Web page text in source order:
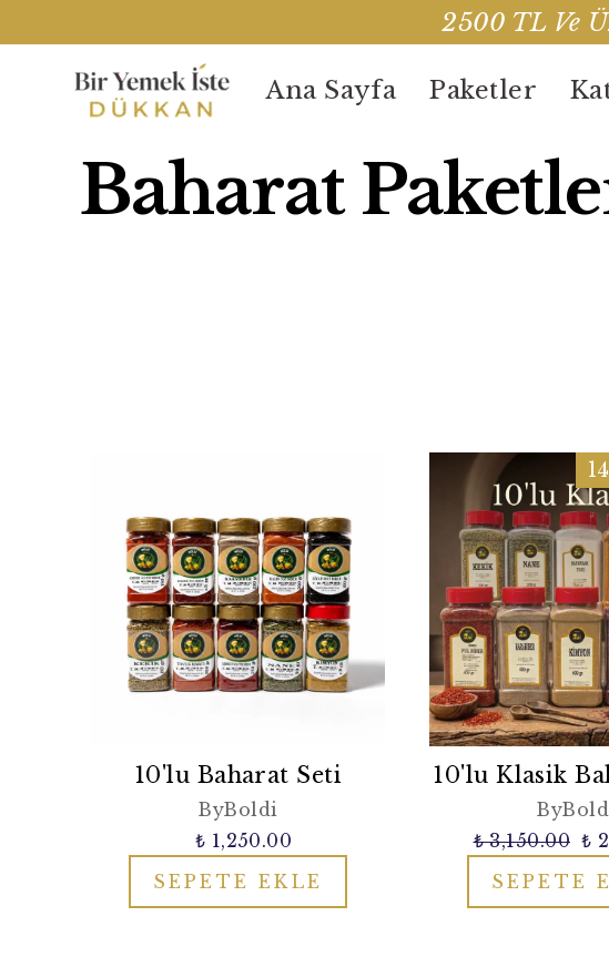
2500 TL Ve
Ana Sayfa Paketler
Baharat
10'lu Baharat Seti
ByBoldi
₺ 1,250.00
SEPETE EKLE
10'lu Klasik
₺ 3,150.00 ₺
SEPETE